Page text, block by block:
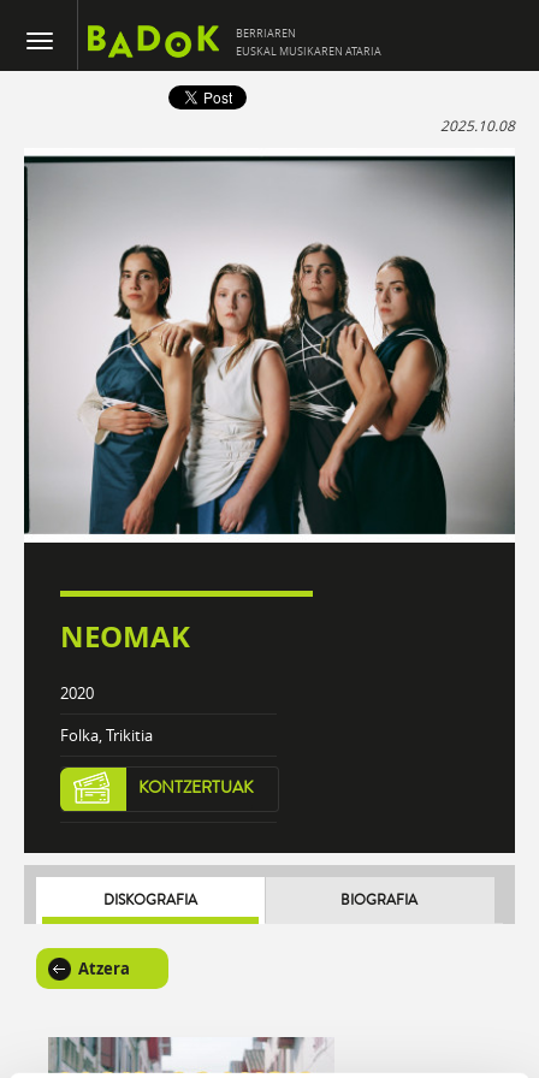
BERRIAREN
EUSKAL MUSIKAREN ATARIA
2025.10.08
NEOMAK
2020
Folka, Trikitia
KONTZERTUAK
DISKOGRAFIA BIOGRAFIA
Atzera